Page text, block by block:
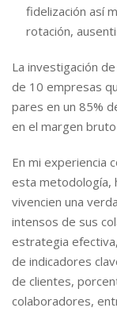
fidelización así
rotación,
La investigación
de 10 empresas
pares en un 85%
en el margen
En mi experiencia
esta metodología,
vivencien una
intensos de sus
estrategia
de indicadores
de clientes,
colaboradores,